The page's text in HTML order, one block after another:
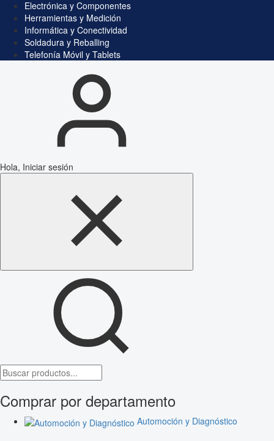
Electrónica y Componentes
Herramientas y Medición
Informática y Conectividad
Soldadura y Reballing
Telefonía Móvil y Tablets
Hola, Iniciar sesión
Comprar por departamento
Automoción y Diagnóstico